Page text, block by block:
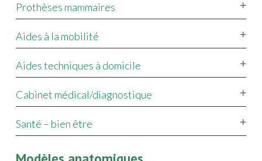
Prothèses mammaires
Aides à la mobilité
Aides techniques à domicile
Cabinet médical/diagnostique
Santé – bien être